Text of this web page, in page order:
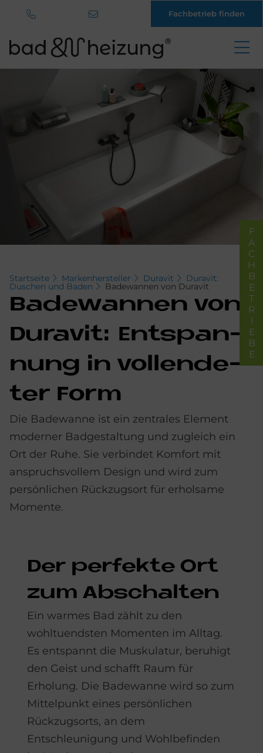
Fachbetrieb finden
Startseite Markenhersteller Duravit Duravit:
Duschen und Baden Badewannen von Duravit
Ba­de­wan­nen von
Du­ra­vit: Ent­span­
nung in voll­ende­
ter Form
Die Badewanne ist ein zentrales Element
moderner Badgestaltung und zugleich ein
Ort der Ruhe. Sie verbindet Komfort mit
anspruchsvollem Design und wird zum
persönlichen Rückzugsort für erholsame
Momente.
Der per­fek­te Ort
zum Ab­schal­ten
Ein warmes Bad zählt zu den
wohltuendsten Momenten im Alltag.
Es entspannt die Muskulatur, beruhigt
den Geist und schafft Raum für
Erholung. Die Badewanne wird so zum
Mittelpunkt eines persönlichen
Rückzugsorts, an dem
Entschleunigung und Wohlbefinden
FACHBETRIEBE